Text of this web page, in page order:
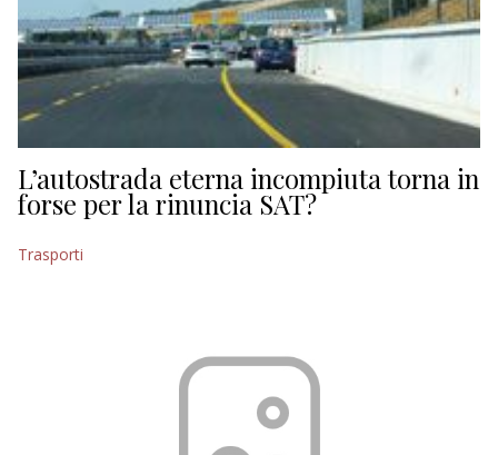
L’autostrada eterna incompiuta torna in
forse per la rinuncia SAT?
Trasporti